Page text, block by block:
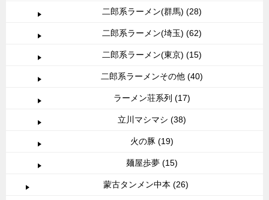
二郎系ラーメン(群馬) (28)
二郎系ラーメン(埼玉) (62)
二郎系ラーメン(東京) (15)
二郎系ラーメンその他 (40)
ラーメン荘系列 (17)
立川マシマシ (38)
火の豚 (19)
麺屋歩夢 (15)
蒙古タンメン中本 (26)